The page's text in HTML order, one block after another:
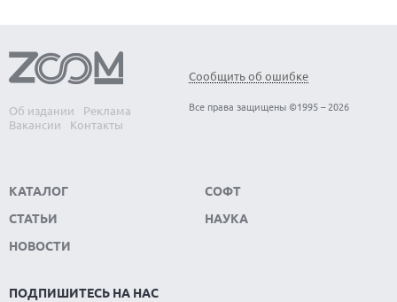
Об издании
Реклама
Вакансии
Контакты
Сообщить об ошибке
Все права защищены ©1995 – 2026
КАТАЛОГ
СТАТЬИ
НОВОСТИ
СОФТ
НАУКА
ПОДПИШИТЕСЬ НА НАС